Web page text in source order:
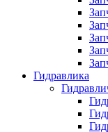
Гидравлика